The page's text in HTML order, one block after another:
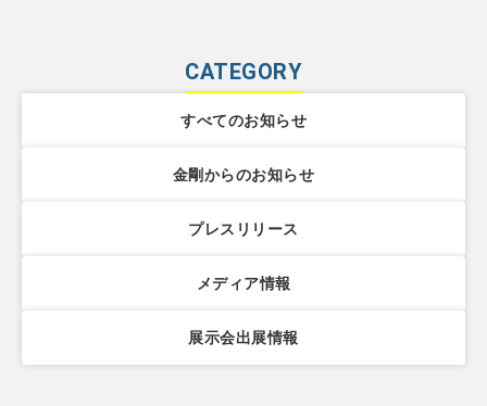
CATEGORY
すべてのお知らせ
金剛からのお知らせ
プレスリリース
メディア情報
展示会出展情報